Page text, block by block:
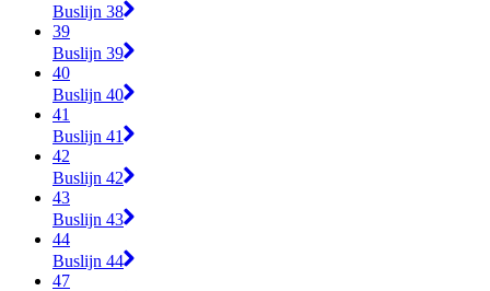
Buslijn 38
39
Buslijn 39
40
Buslijn 40
41
Buslijn 41
42
Buslijn 42
43
Buslijn 43
44
Buslijn 44
47